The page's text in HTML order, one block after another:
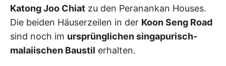
Katong Joo Chiat zu den Peranankan Houses.
Die beiden Häuserzeilen in der Koon Seng Road
sind noch im ursprünglichen singapurisch-
malaiischen Baustil erhalten.